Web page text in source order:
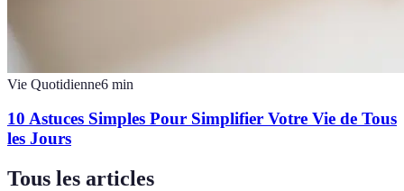
Vie Quotidienne6 min
10 Astuces Simples Pour Simplifier Votre Vie de Tous
les Jours
Tous les articles